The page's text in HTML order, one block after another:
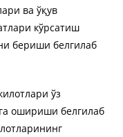
ва ўқув
кўрсатиш
бериши белгилаб
ўз
ошириши белгилаб